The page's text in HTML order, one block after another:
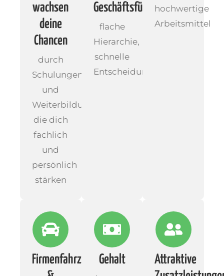
wachsen
deine
Chancen
durch
Schulungen
und
Weiterbildungen,
die dich
fachlich
und
persönlich
stärken
Geschäftsführung
flache
Hierarchie,
schnelle
Entscheidungen
hochwertige
Arbeitsmittel
Firmenfahrzeug
Gehalt
Attraktive